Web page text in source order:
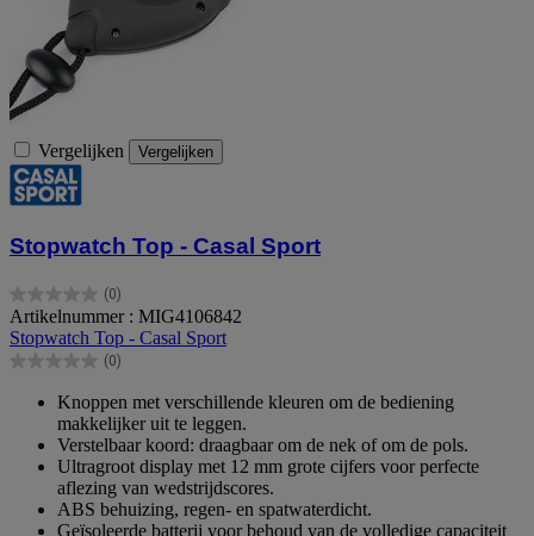
Vergelijken Vergelijken
Stopwatch Top - Casal Sport
(0)
0.0
van
de
5
Artikelnummer : MIG4106842
Stopwatch Top - Casal Sport
(0)
0.0
sterren.
Knoppen met verschillende kleuren om de bediening
makkelijker uit te leggen.
Verstelbaar koord: draagbaar om de nek of om de pols.
Ultragroot display met 12 mm grote cijfers voor perfecte
aflezing van wedstrijdscores.
ABS behuizing, regen- en spatwaterdicht.
Geïsoleerde batterij voor behoud van de volledige capaciteit